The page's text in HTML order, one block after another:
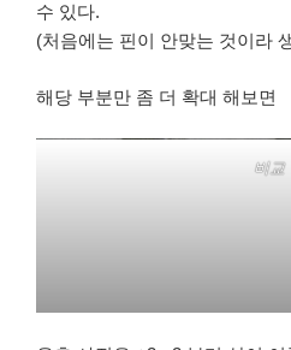
수 있다.
(처음에는 핀이 안맞는 것이라
해당 부분만 좀 더 확대 해보면
비교